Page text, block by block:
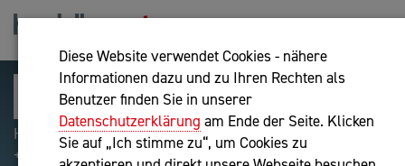
Diese Website verwendet Cookies - nähere
Informationen dazu und zu Ihren Rechten als
Benutzer finden Sie in unserer
Datenschutzerklärung am Ende der Seite. Klicken
Sie auf „Ich stimme zu“, um Cookies zu
Hilfreiche Suchparameter: Begriff einschließen:
+webshop, Begriff ausschließen: -webshop, Exakter